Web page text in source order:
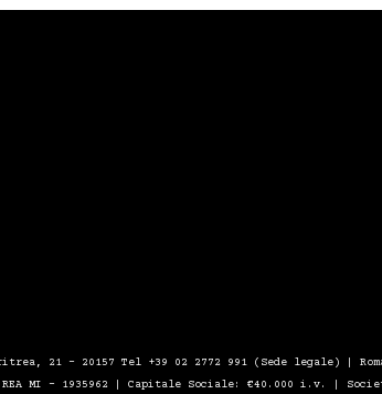
21 – 20157 Tel +39 02 2772 991 (Sede legale) |
MI - 1935962 | Capitale Sociale: €40.000 i.v. |